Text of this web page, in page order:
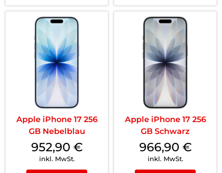
Apple iPhone 17 256
GB Nebelblau
952,90 €
inkl. MwSt.
Apple iPhone 17 256
GB Schwarz
966,90 €
inkl. MwSt.